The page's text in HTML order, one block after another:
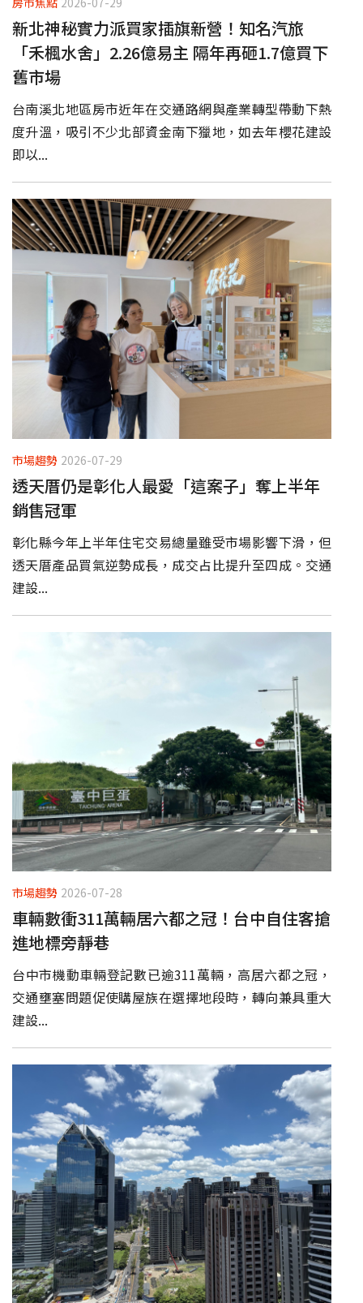
新北神秘實力派買家插旗新營！知名汽旅
「禾楓水舍」2.26億易主 隔年再砸1.7億買下
舊市場
台南溪北地區房市近年在交通路網與產業轉型帶動下熱
度升溫，吸引不少北部資金南下獵地，如去年櫻花建設
即以...
市場趨勢 2026-07-29
透天厝仍是彰化人最愛「這案子」奪上半年
銷售冠軍
彰化縣今年上半年住宅交易總量雖受市場影響下滑，但
透天厝產品買氣逆勢成長，成交占比提升至四成。交通
建設...
市場趨勢 2026-07-28
車輛數衝311萬輛居六都之冠！台中自住客搶
進地標旁靜巷
台中市機動車輛登記數已逾311萬輛，高居六都之冠，
交通壅塞問題促使購屋族在選擇地段時，轉向兼具重大
建設...